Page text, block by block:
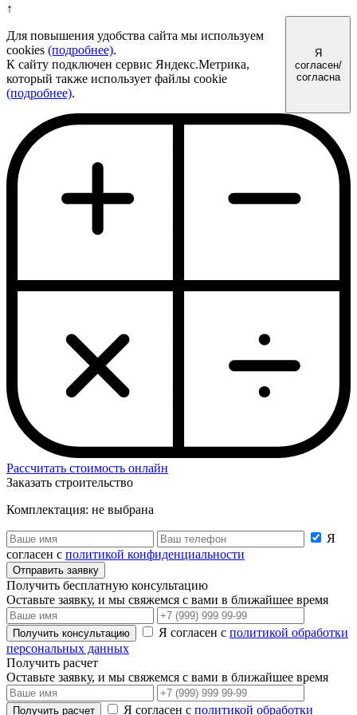
↑
Для повышения удобства сайта мы используем
cookies (подробнее).
К сайту подключен сервис Яндекс.Метрика,
который также использует файлы cookie
(подробнее).
Я
согласен/
согласна
Рассчитать стоимость онлайн
Заказать строительство
Комплектация: не выбрана
Я
согласен с политикой конфиденциальности
Отправить заявку
Получить бесплатную консультацию
Оставьте заявку, и мы свяжемся с вами в ближайшее время
Получить консультацию Я согласен с политикой обработки
персональных данных
Получить расчет
Оставьте заявку, и мы свяжемся с вами в ближайшее время
Получить расчет Я согласен с политикой обработки